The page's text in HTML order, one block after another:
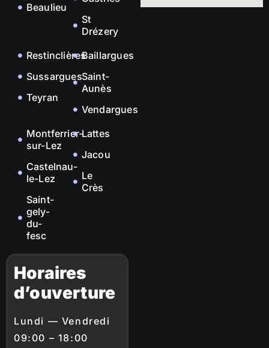
Beaulieu
St
Drézery
Restinclières
Sussargues
Teyran
Baillargues
Saint-
Aunès
Vendargues
Montferrier-
sur-Lez
Castelnau-
le-Lez
Saint-
gely-
du-
fesc
Lattes
Jacou
Le
Crès
Horaires
d’ouverture
Lundi — Vendredi
09:00 – 18:00